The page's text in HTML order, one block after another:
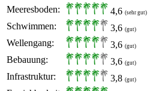
Meeresboden: 4,6 (sehr gut)
Schwimmen: 3,6 (gut)
Wellengang: 3,6 (gut)
Bebauung: 3,6 (gut)
Infrastruktur: 3,8 (gut)